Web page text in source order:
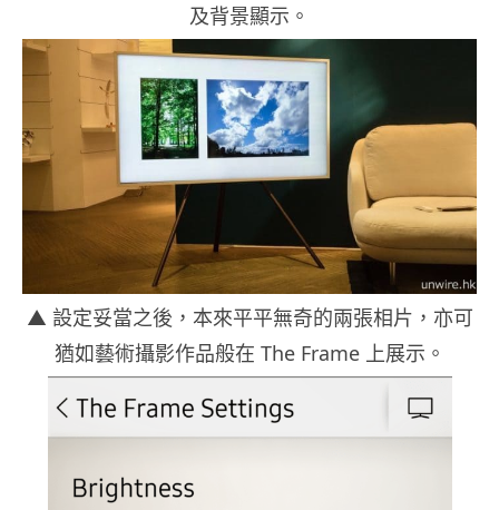
及背景顯示。
▲ 設定妥當之後，本來平平無奇的兩張相片，亦可
猶如藝術攝影作品般在 The Frame 上展示。